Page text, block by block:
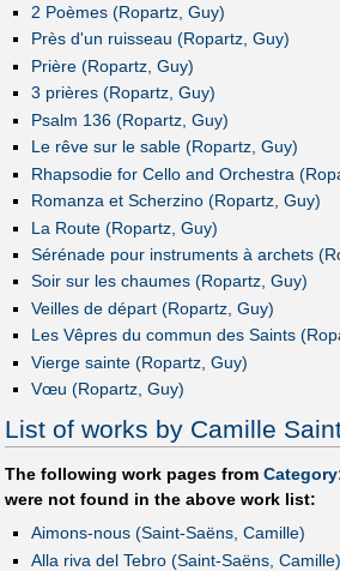
2 Poèmes (Ropartz, Guy)
Près d'un ruisseau (Ropartz, Guy)
Prière (Ropartz, Guy)
3 prières (Ropartz, Guy)
Psalm 136 (Ropartz, Guy)
Le rêve sur le sable (Ropartz, Guy)
Rhapsodie for Cello and Orchestra
Romanza et Scherzino (Ropartz, Guy)
La Route (Ropartz, Guy)
Sérénade pour instruments à archets
Soir sur les chaumes (Ropartz, Guy)
Veilles de départ (Ropartz, Guy)
Les Vêpres du commun des Saints
Vierge sainte (Ropartz, Guy)
Vœu (Ropartz, Guy)
List of works by Camille
The following work pages from
were not found in the above work list:
Aimons-nous (Saint-Saëns, Camille)
Alla riva del Tebro (Saint-Saëns, Camille)